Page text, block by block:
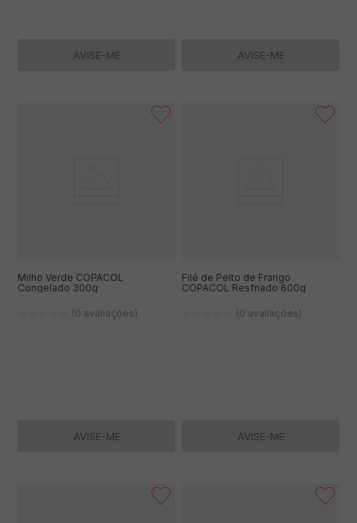
AVISE-ME AVISE-ME
Milho Verde COPACOL
Congelado 300g
(0 avaliações)
AVISE-ME
Filé de Peito de Frango
COPACOL Resfriado 600g
(0 avaliações)
AVISE-ME